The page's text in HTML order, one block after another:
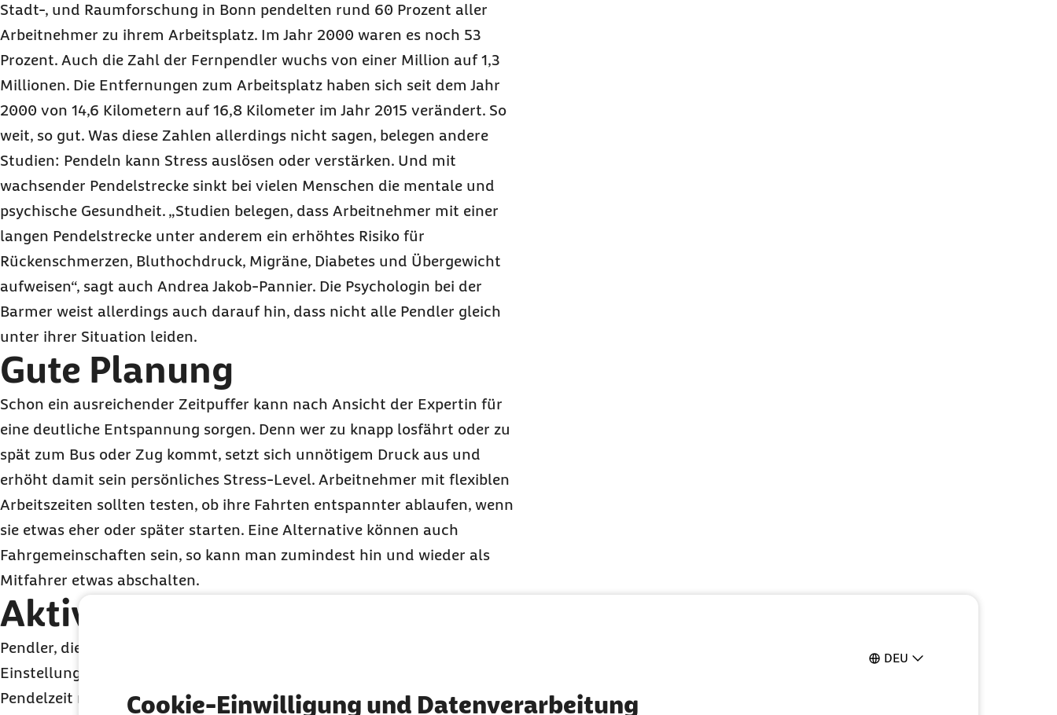
DEU
Cookie-Einwilligung und Datenverarbeitung
Stadt-, und Raumforschung in Bonn pendelten rund 60 Prozent aller
Arbeitnehmer zu ihrem Arbeitsplatz. Im Jahr 2000 waren es noch 53
Prozent. Auch die Zahl der Fernpendler wuchs von einer Million auf 1,3
Millionen. Die Entfernungen zum Arbeitsplatz haben sich seit dem Jahr
2000 von 14,6 Kilometern auf 16,8 Kilometer im Jahr 2015 verändert. So
weit, so gut. Was diese Zahlen allerdings nicht sagen, belegen andere
Studien: Pendeln kann Stress auslösen oder verstärken. Und mit
wachsender Pendelstrecke sinkt bei vielen Menschen die mentale und
psychische Gesundheit. „Studien belegen, dass Arbeitnehmer mit einer
langen Pendelstrecke unter anderem ein erhöhtes Risiko für
Rückenschmerzen, Bluthochdruck, Migräne, Diabetes und Übergewicht
aufweisen“, sagt auch Andrea Jakob-Pannier. Die Psychologin bei der
Barmer weist allerdings auch darauf hin, dass nicht alle Pendler gleich
unter ihrer Situation leiden.
Gute Planung
Schon ein ausreichender Zeitpuffer kann nach Ansicht der Expertin für
eine deutliche Entspannung sorgen. Denn wer zu knapp losfährt oder zu
spät zum Bus oder Zug kommt, setzt sich unnötigem Druck aus und
erhöht damit sein persönliches Stress-Level. Arbeitnehmer mit flexiblen
Arbeitszeiten sollten testen, ob ihre Fahrten entspannter ablaufen, wenn
sie etwas eher oder später starten. Eine Alternative können auch
Fahrgemeinschaften sein, so kann man zumindest hin und wieder als
Mitfahrer etwas abschalten.
Aktive Entspannung
Pendler, die allein unterwegs sind, können auch über ihre innere
Einstellung eine Menge Druck aus der Situation nehmen. Wer die
Pendelzeit nicht als verlorene Zeit wahrnimmt, geht meist gelassener mit